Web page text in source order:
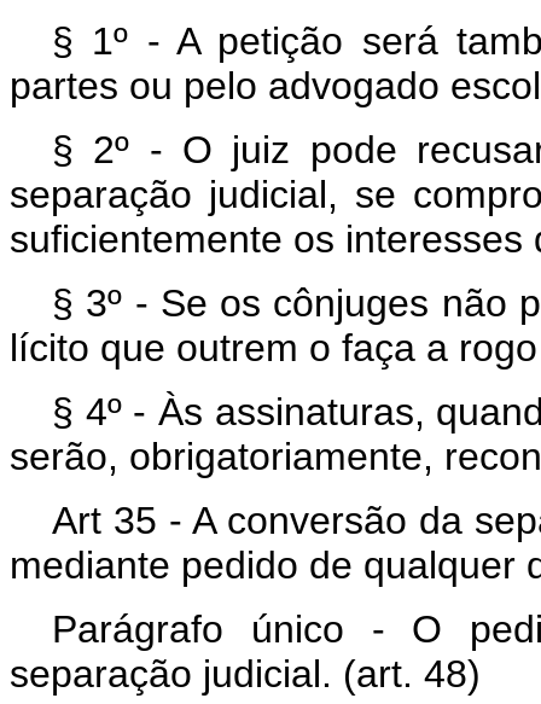
§ 1º - A petição será
partes ou pelo advogado
§ 2º - O juiz pode
separação judicial, se
suficientemente os
§ 3º - Se os cônjuges não
lícito que outrem o faça a
§ 4º - Às assinaturas,
serão, obrigatoriamente,
Art 35 - A conversão da
mediante pedido de qualquer
Parágrafo único - O
separação judicial. (art. 48)